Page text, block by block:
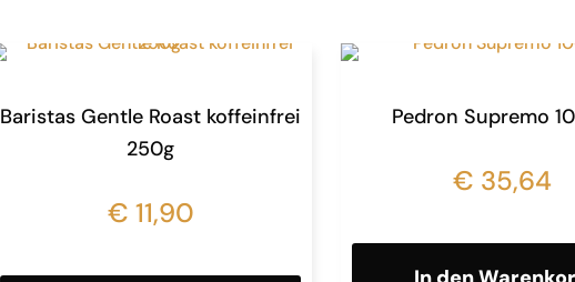
Baristas Gentle Roast koffeinfrei
250g
€ 11,90
Pedron Supremo
€ 35,64